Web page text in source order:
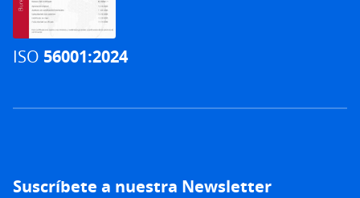
ISO 56001:2024
Suscríbete a nuestra Newsletter